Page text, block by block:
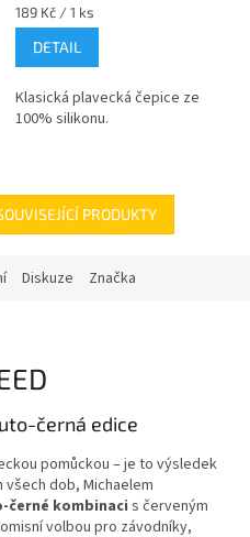
Měrná
cena:
189 Kč / 1 ks
DETAIL
Klasická plavecká čepice ze
100% silikonu.
PRODUKTY
Diskuze Značka
černá edice
pomůckou – je to výsledek
dob, Michaelem
černé kombinaci s červeným
volbou pro závodníky,